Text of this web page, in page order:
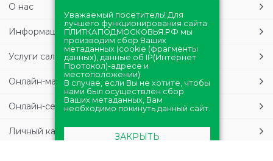
О нас
Информация
Услуги салонов
Онлайн-магазин
Онлайн-сервисы
Личный кабинет
Уважаемый посетитель! Для
лучшего функционирования сайта
ПЛИТКАПОДМОСКОВЬЯ.РФ мы
производим сбор Ваших
метаданных (cookie (фрагменты
данных), данные об IP(Интернет
Протокол)-адресе и
местоположении).
В случае, если Вы не хотите, чтобы
нами был осуществлён сбор
Ваших метаданных, Вам
необходимо покинуть данный сайт.
ЗАКРЫТЬ